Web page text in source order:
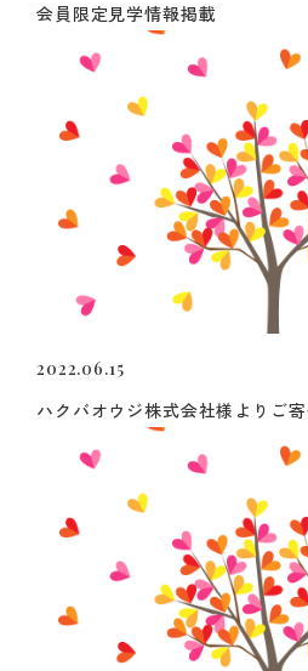
会員限定見学情報掲載
2022.06.15
ハクバオウジ株式会社様よりご